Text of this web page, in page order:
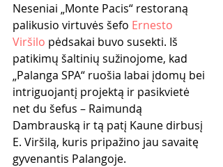
Neseniai „Monte Pacis“ restoraną
palikusio virtuvės šefo Ernesto
Viršilo pėdsakai buvo susekti. Iš
patikimų šaltinių sužinojome, kad
„Palanga SPA“ ruošia labai įdomų bei
intriguojantį projektą ir pasikvietė
net du šefus – Raimundą
Dambrauską ir tą patį Kaune dirbusį
E. Viršilą, kuris pripažino jau savaitę
gyvenantis Palangoje.